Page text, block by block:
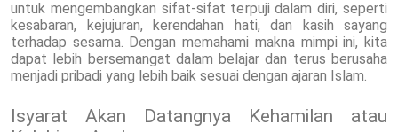
untuk mengembangkan sifat-sifat terpuji dalam diri, seperti
kesabaran, kejujuran, kerendahan hati, dan kasih sayang
terhadap sesama. Dengan memahami makna mimpi ini, kita
dapat lebih bersemangat dalam belajar dan terus berusaha
menjadi pribadi yang lebih baik sesuai dengan ajaran Islam.
Isyarat Akan Datangnya Kehamilan atau